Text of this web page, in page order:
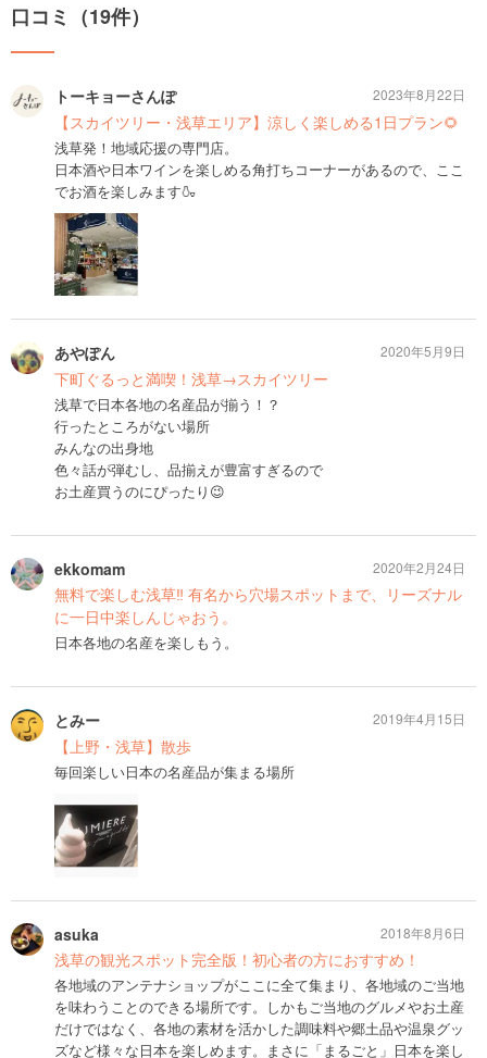
口コミ（19件）
トーキョーさんぽ
【スカイツリー・浅草エリア】涼しく楽しめる1日プラン🌻
浅草発！地域応援の専門店。
日本酒や日本ワインを楽しめる角打ちコーナーがあるので、ここ
でお酒を楽しみます🍶
2023年8月22日
あやぽん
下町ぐるっと満喫！浅草→スカイツリー
浅草で日本各地の名産品が揃う！？
行ったところがない場所
みんなの出身地
色々話が弾むし、品揃えが豊富すぎるので
お土産買うのにぴったり😉
2020年5月9日
ekkomam
無料で楽しむ浅草‼︎ 有名から穴場スポットまで、リーズナル
に一日中楽しんじゃおう。
日本各地の名産を楽しもう。
2020年2月24日
とみー
【上野・浅草】散歩
毎回楽しい日本の名産品が集まる場所
2019年4月15日
asuka
浅草の観光スポット完全版！初心者の方におすすめ！
各地域のアンテナショップがここに全て集まり、各地域のご当地
を味わうことのできる場所です。しかもご当地のグルメやお土産
だけではなく、各地の素材を活かした調味料や郷土品や温泉グッ
ズなど様々な日本を楽しめます。まさに「まるごと」日本を楽し
2018年8月6日